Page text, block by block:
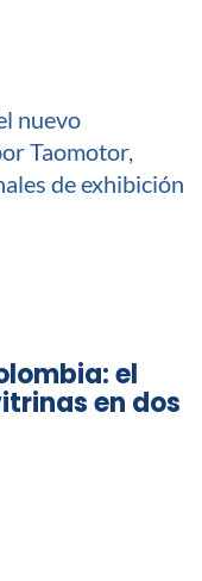
el
en dos